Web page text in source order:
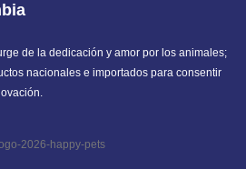
de la dedicación y amor por los animales;
nacionales e importados para consentir